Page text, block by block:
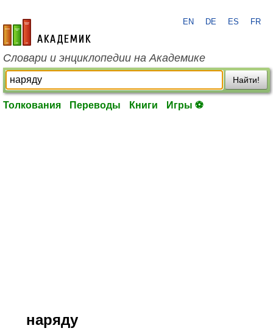
academic.ru
EN DE ES FR
Словари и энциклопедии на Академике
Найти!
Толкования Переводы Книги Игры ⚽
наряду